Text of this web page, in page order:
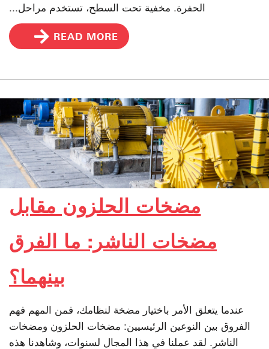
الحفرة. مخفية تحت السطح، تستخدم مراحل...
READ MORE
مضخات الحلزون مقابل
مضخات الناشر: ما الفرق
بينهما؟
عندما يتعلق الأمر باختيار مضخة لنظامك، فمن المهم فهم
الفروق بين النوعين الرئيسيين: مضخات الحلزون ومضخات
الناشر. لقد عملنا في هذا المجال لسنوات، وشاهدنا هذه